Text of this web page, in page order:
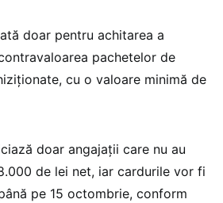
doar pentru achitarea a
pachetelor de
cu o valoare minimă de
doar angajații care nu au
de lei net, iar cardurile vor fi
pe 15 octombrie, conform